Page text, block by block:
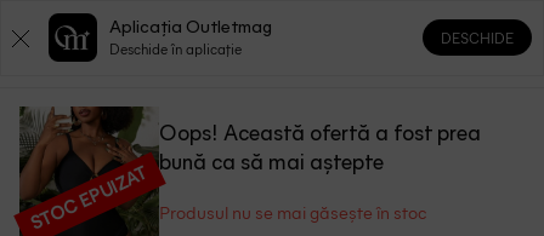
0 0
STOC EPUIZAT
Oops! Această ofertă a fost prea
bună ca să mai aștepte
Produsul nu se mai găsește în stoc
Aplicația Outletmag
Deschide în aplicație
DESCHIDE